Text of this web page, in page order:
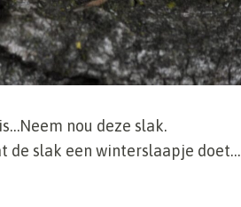
nou deze slak.
de slak een winterslaapje doet…